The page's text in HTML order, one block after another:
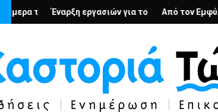
– Ο Άρμιν Βέγκνερ απέναντι στη λήθη
εργασιών για το Κέντρο Ημέρας Ολικής Φροντίδας
Από τον Εμφύλιο στην Πόλωση: